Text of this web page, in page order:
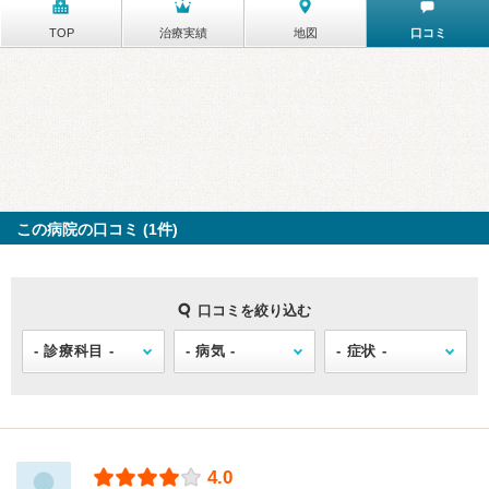
TOP 治療実績 地図 口コミ
この病院の口コミ (1件)
口コミを絞り込む
4.0